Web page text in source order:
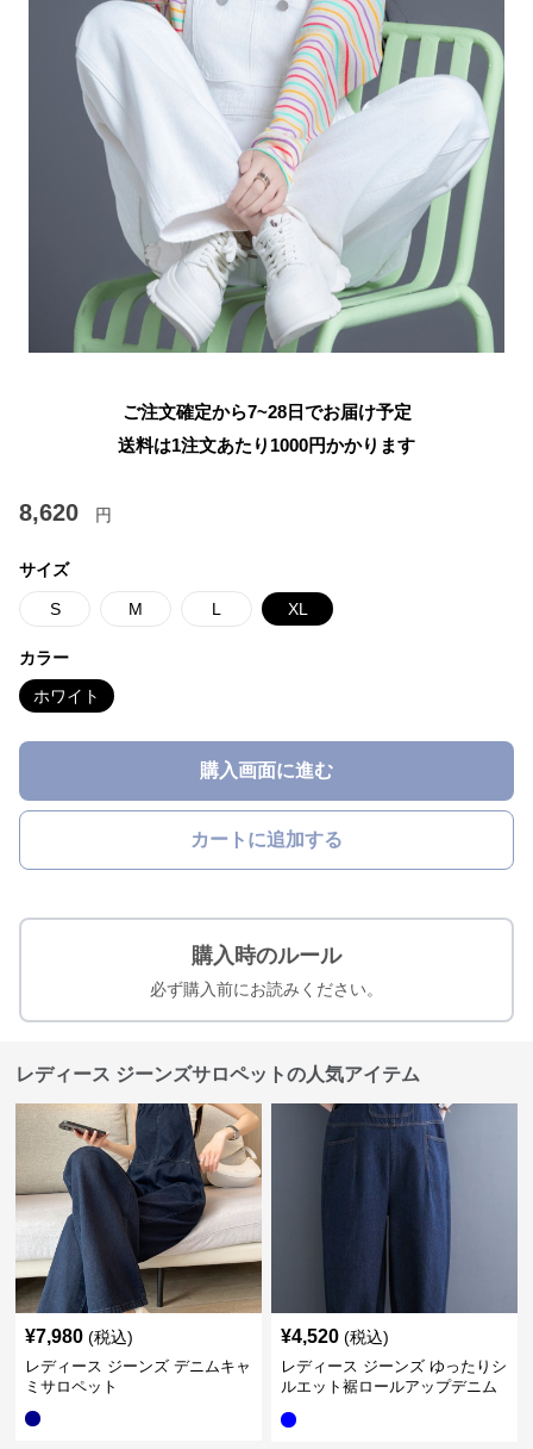
ご注文確定から7~28日でお届け予定
送料は1注文あたり 1000円かかります
8,620 円
サイズ
S M L XL
カラー
ホワイト
購入画面に進む
カートに追加する
購入時のルール
必ず購入前にお読みください。
レディース ジーンズサロペットの人気アイテム
¥7,980 (税込)
レディース ジーンズ デニムキャ
ミサロペット
¥4,520 (税込)
レディース ジーンズ ゆったりシ
ルエット裾ロールアップデニム